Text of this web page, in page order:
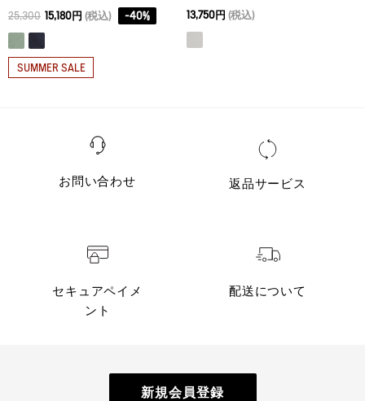
25,300 15,180円 (税込) -40%
SUMMER SALE
13,750円 (税込)
お問い合わせ 返品サービス
セキュアペイメ
ント
配送について
新規会員登録